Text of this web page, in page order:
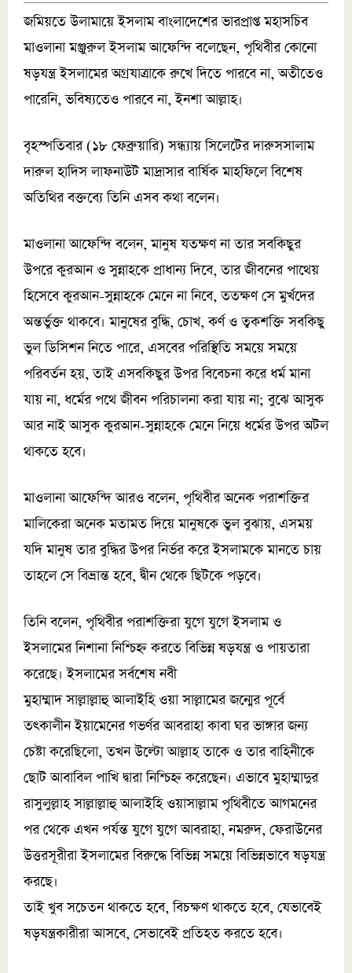
জমিয়তে উলামায়ে ইসলাম বাংলাদেশের ভারপ্রাপ্ত মহাসচিব
মাওলানা মঞ্জুরুল ইসলাম আফেন্দি বলেছেন, পৃথিবীর কোনো
ষড়যন্ত্র ইসলামের অগ্রযাত্রাকে রুখে দিতে পারবে না, অতীতেও
পারেনি, ভবিষ্যতেও পারবে না, ইনশা আল্লাহ।
বৃহস্পতিবার (১৮ ফেব্রুয়ারি) সন্ধ্যায় সিলেটের দারুসসালাম
দারুল হাদিস লাফনাউট মাদ্রাসার বার্ষিক মাহফিলে বিশেষ
অতিথির বক্তব্যে তিনি এসব কথা বলেন।
মাওলানা আফেন্দি বলেন, মানুষ যতক্ষণ না তার সবকিছুর
উপরে কুরআন ও সুন্নাহকে প্রাধান্য দিবে, তার জীবনের পাথেয়
হিসেবে কুরআন-সুন্নাহকে মেনে না নিবে, ততক্ষণ সে মুর্খদের
অন্তর্ভুক্ত থাকবে। মানুষের বুদ্ধি, চোখ, কর্ণ ও ত্বকশক্তি সবকিছু
ভুল ডিসিশন নিতে পারে, এসবের পরিস্থিতি সময়ে সময়ে
পরিবর্তন হয়, তাই এসবকিছুর উপর বিবেচনা করে ধর্ম মানা
যায় না, ধর্মের পথে জীবন পরিচালনা করা যায় না; বুঝে আসুক
আর নাই আসুক কুরআন-সুন্নাহকে মেনে নিয়ে ধর্মের উপর অটল
থাকতে হবে।
মাওলানা আফেন্দি আরও বলেন, পৃথিবীর অনেক পরাশক্তির
মালিকেরা অনেক মতামত দিয়ে মানুষকে ভুল বুঝায়, এসময়
যদি মানুষ তার বুদ্ধির উপর নির্ভর করে ইসলামকে মানতে চায়
তাহলে সে বিভ্রান্ত হবে, দ্বীন থেকে ছিটকে পড়বে।
তিনি বলেন, পৃথিবীর পরাশক্তিরা যুগে যুগে ইসলাম ও
ইসলামের নিশানা নিশ্চিহ্ন করতে বিভিন্ন ষড়যন্ত্র ও পায়তারা
করেছে। ইসলামের সর্বশেষ নবী
মুহাম্মাদ সাল্লাল্লাহু আলাইহি ওয়া সাল্লামের জন্মের পূর্বে
তৎকালীন ইয়ামেনের গভর্ণর আবরাহা কাবা ঘর ভাঙ্গার জন্য
চেষ্টা করেছিলো, তখন উল্টো আল্লাহ তাকে ও তার বাহিনীকে
ছোট আবাবিল পাখি দ্বারা নিশ্চিহ্ন করেছেন। এভাবে মুহাম্মাদুর
রাসুলুল্লাহ সাল্লাল্লাহু আলাইহি ওয়াসাল্লাম পৃথিবীতে আগমনের
পর থেকে এখন পর্যন্ত যুগে যুগে আবরাহা, নমরুদ, ফেরাউনের
উত্তরসূরীরা ইসলামের বিরুদ্ধে বিভিন্ন সময়ে বিভিন্নভাবে ষড়যন্ত্র
করছে।
তাই খুব সচেতন থাকতে হবে, বিচক্ষণ থাকতে হবে, যেভাবেই
ষড়যন্ত্রকারীরা আসবে, সেভাবেই প্রতিহত করতে হবে।